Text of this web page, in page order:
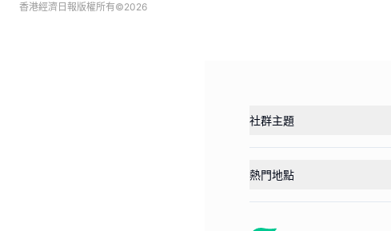
香港經濟日報版權所有©2026
社群主題
熱門地點